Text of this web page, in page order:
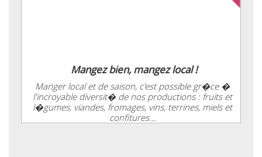
Mangez bien, mangez local !
Manger local et de saison, c'est possible gr�ce �
l'incroyable diversit� de nos productions : fruits et
l�gumes, viandes, fromages, vins, terrines, miels et
confitures...